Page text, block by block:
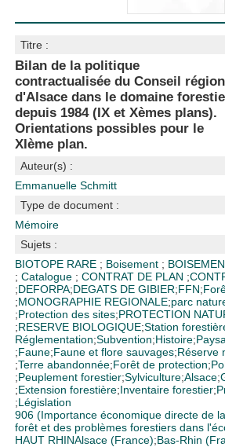
Titre :
Bilan de la politique
contractualisée du Conseil
d'Alsace dans le domaine
depuis 1984 (IX et Xèmes plans).
Orientations possibles pour le
XIème plan.
Auteur(s) :
Emmanuelle Schmitt
Type de document :
Mémoire
Sujets :
BIOTOPE RARE ; Boisement ;
;Catalogue ;CONTRAT DE PLAN ;
;DEFORPA;DEGATS DE GIBIER;FFN;
;MONOGRAPHIE REGIONALE;parc
;Protection des sites;PROTECTION
;RESERVE BIOLOGIQUE;Station
Réglementation;Subvention;Histoire;
;Faune;Faune et flore sauvages;Réserve
;Terre abandonnée;Forêt de protection;
;Peuplement forestier;Sylviculture;Alsace;
;Extension forestière;Inventaire forestier;
;Législation
906 (Importance économique directe de
forêt et des problèmes forestiers dans
HAUT RHINAlsace (France);Bas-Rhin